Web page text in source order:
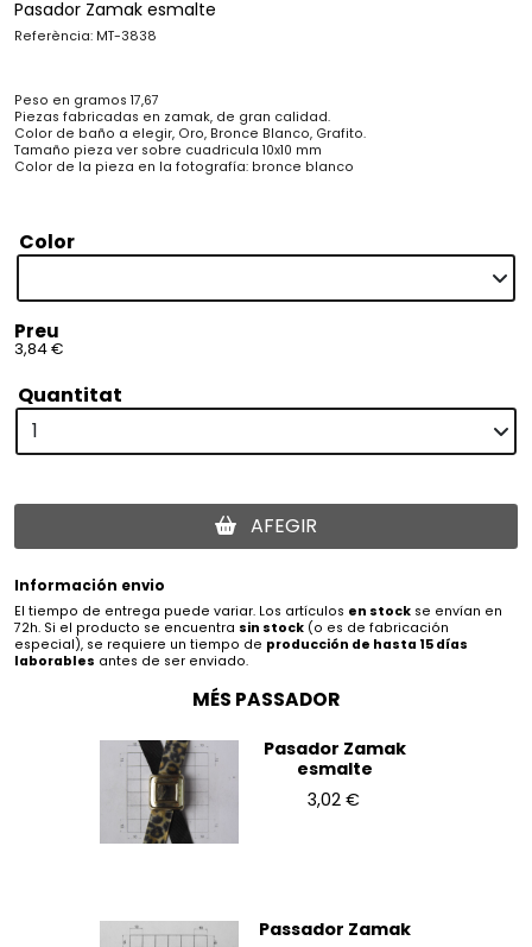
Pasador Zamak esmalte
Referència: MT-3838
Peso en gramos 17,67
Piezas fabricadas en zamak, de gran calidad.
Color de baño a elegir, Oro, Bronce Blanco, Grafito.
Tamaño pieza ver sobre cuadricula 10x10 mm
Color de la pieza en la fotografía: bronce blanco
Color
Preu
3,84 €
Quantitat
AFEGIR
Información envio
El tiempo de entrega puede variar. Los artículos en stock se envían en
72h. Si el producto se encuentra sin stock (o es de fabricación
especial), se requiere un tiempo de producción de hasta 15 días
laborables antes de ser enviado.
MÉS PASSADOR
Pasador Zamak
esmalte
3,02 €
Passador Zamak